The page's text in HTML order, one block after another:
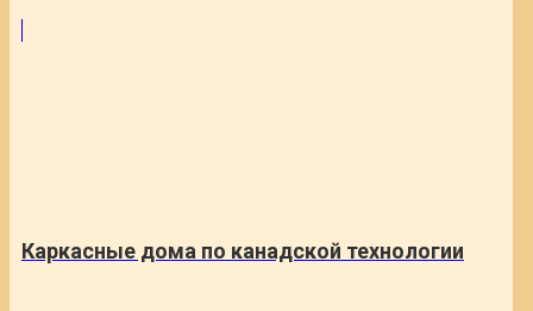
Каркасные дома по канадской технологии